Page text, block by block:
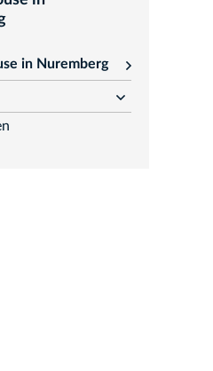
in Nuremberg